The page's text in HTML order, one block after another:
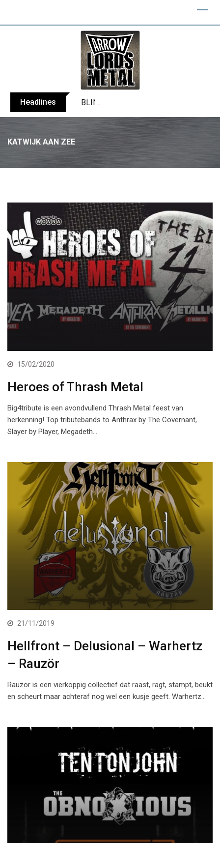
Headlines BLIND CHANNEL release “Diana” / “No
KATWIJK AAN ZEE
15/02/2020
Heroes of Thrash Metal
Big4tribute is een avondvullend Thrash Metal feest van
herkenning! Top tributebands to Anthrax by The Covernant,
Slayer by Player, Megadeth…
21/11/2019
Hellfront – Delusional – Warhertz
– Rauzör
Rauzör is een vierkoppig collectief dat raast, ragt, stampt, beukt
en scheurt maar achteraf nog wel een kusje geeft. Warhertz…